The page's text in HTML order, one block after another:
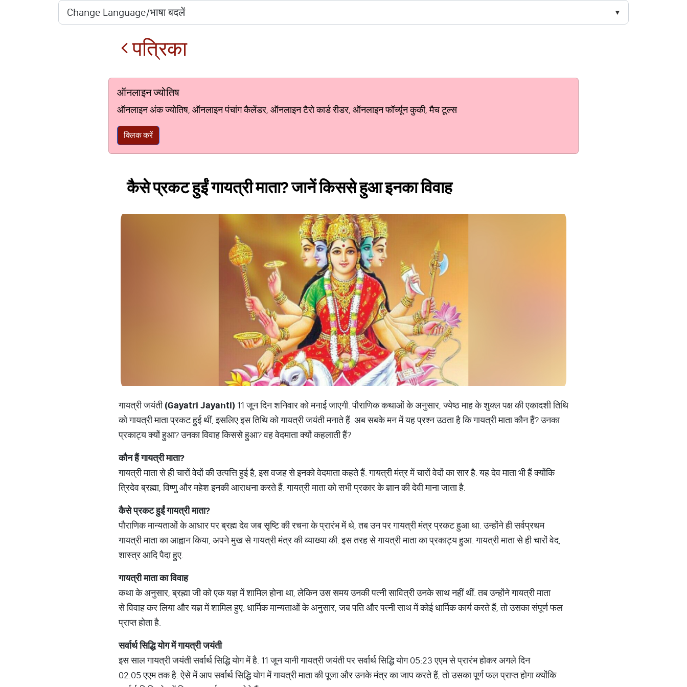
पत्रिका
ऑनलाइन ज्योतिष
ऑनलाइन अंक ज्योतिष, ऑनलाइन पंचांग कैलेंडर, ऑनलाइन टैरो कार्ड रीडर, ऑनलाइन फॉर्च्यून कुकी, मैच टूल्स
क्लिक करें
कैसे प्रकट हुईं गायत्री माता? जानें किससे हुआ इनका विवाह
गायत्री जयंती(Gayatri Jayanti) 11 जून दिन शनिवार को मनाई जाएगी. पौराणिक कथाओं के अनुसार, ज्येष्ठ मा​ह के शुक्ल पक्ष की एकादशी तिथि
को गायत्री माता प्रकट हुई थीं, इसलिए इस तिथि को गायत्री जयंती मनाते हैं. अब सबके मन में यह प्रश्न उठता है कि गायत्री माता कौन हैं? उनका
प्रकाट्य क्यों हुआ? उनका विवाह किससे हुआ? वह वेदमाता क्यों कहलाती हैं?
कौनहैंगायत्रीमाता?
गायत्री माता से ही चारों वेदों की उत्पत्ति हुई है, इस वजह से इनको वेदमाता कहते हैं. गायत्री मंत्र में चारों वेदों का सार है. यह देव माता भी हैं क्योंकि
त्रिदेव ब्रह्मा, विष्णु और महेश इनकी आराधना करते हैं. गायत्री माता को सभी प्रकार के ज्ञान की देवी माना जाता है.
कैसेप्रकटहुईंगायत्रीमाता?
पौराणिक मान्यताओं के आधार पर ब्रह्म देव जब सृष्टि की रचना के प्रारंभ में थे, तब उन पर गायत्री मंत्र प्रकट हुआ था. उन्होंने ही सर्वप्रथम
गायत्री माता का आह्वान किया, अपने मुख से गायत्री मंत्र की व्याख्या की. इस तरह से गायत्री माता का प्रकाट्य हुआ. गायत्री माता से ही चारों वेद,
शास्त्र आदि पैदा हुए.
गायत्रीमाताकाविवाह
कथा के अनुसार, ब्रह्मा जी को एक यज्ञ में शामिल होना था, लेकिन उस समय उनकी पत्नी सावित्री उनके साथ नहीं थीं. तब उन्होंने गायत्री माता
से विवाह कर लिया और यज्ञ में शामिल हुए. धार्मिक मान्यताओं के अनुसार, जब पति और पत्नी साथ में कोई धार्मिक कार्य करते हैं, तो उसका संपूर्ण फल
प्राप्त होता है.
सर्वार्थसिद्धियोगमेंगायत्रीजयंती
इस साल गायत्री जयंती सर्वार्थ सिद्धि योग में है. 11 जून यानी गायत्री जयंती पर सर्वार्थ सिद्धि योग 05:23 एएम से प्रारंभ होकर अगले दिन
02:05 एएम तक है. ऐसे में आप सर्वार्थ सिद्धि योग में गायत्री माता की पूजा और उनके मंत्र का जाप करते हैं, तो उसका पूर्ण फल प्राप्त होगा क्योंकि